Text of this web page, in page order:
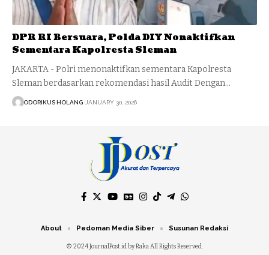
DPR RI Bersuara, Polda DIY Nonaktifkan
Sementara Kapolresta Sleman
JAKARTA - Polri menonaktifkan sementara Kapolresta
Sleman berdasarkan rekomendasi hasil Audit Dengan…
ODORIKUS HOLANG JANUARY 30, 2026
© 2024 JournalPost.id by Raka All Rights Reserved.
About Pedoman Media Siber Susunan Redaksi